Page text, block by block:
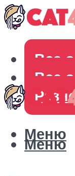
Все
Все
Меню
Меню